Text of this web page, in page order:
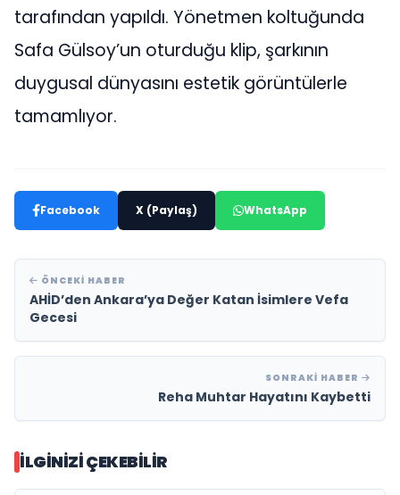
tarafından yapıldı. Yönetmen koltuğunda
Safa Gülsoy’un oturduğu klip, şarkının
duygusal dünyasını estetik görüntülerle
tamamlıyor.
Facebook X (Paylaş) WhatsApp
ÖNCEKI HABER
AHİD’den Ankara’ya Değer Katan İsimlere Vefa
Gecesi
SONRAKI HABER
Reha Muhtar Hayatını Kaybetti
İLGINIZI ÇEKEBILIR